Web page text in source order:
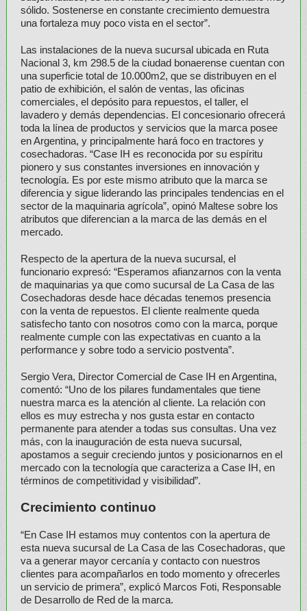
sólido. Sostenerse en constante crecimiento demuestra
una fortaleza muy poco vista en el sector”.
Las instalaciones de la nueva sucursal ubicada en Ruta
Nacional 3, km 298.5 de la ciudad bonaerense cuentan con
una superficie total de 10.000m2, que se distribuyen en el
patio de exhibición, el salón de ventas, las oficinas
comerciales, el depósito para repuestos, el taller, el
lavadero y demás dependencias. El concesionario ofrecerá
toda la línea de productos y servicios que la marca posee
en Argentina, y principalmente hará foco en tractores y
cosechadoras. “Case IH es reconocida por su espíritu
pionero y sus constantes inversiones en innovación y
tecnología. Es por este mismo atributo que la marca se
diferencia y sigue liderando las principales tendencias en el
sector de la maquinaria agrícola”, opinó Maltese sobre los
atributos que diferencian a la marca de las demás en el
mercado.
Respecto de la apertura de la nueva sucursal, el
funcionario expresó: “Esperamos afianzarnos con la venta
de maquinarias ya que como sucursal de La Casa de las
Cosechadoras desde hace décadas tenemos presencia
con la venta de repuestos. El cliente realmente queda
satisfecho tanto con nosotros como con la marca, porque
realmente cumple con las expectativas en cuanto a la
performance y sobre todo a servicio postventa”.
Sergio Vera, Director Comercial de Case IH en Argentina,
comentó: “Uno de los pilares fundamentales que tiene
nuestra marca es la atención al cliente. La relación con
ellos es muy estrecha y nos gusta estar en contacto
permanente para atender a todas sus consultas. Una vez
más, con la inauguración de esta nueva sucursal,
apostamos a seguir creciendo juntos y posicionarnos en el
mercado con la tecnología que caracteriza a Case IH, en
términos de competitividad y visibilidad”.
Crecimiento continuo
“En Case IH estamos muy contentos con la apertura de
esta nueva sucursal de La Casa de las Cosechadoras, que
va a generar mayor cercanía y contacto con nuestros
clientes para acompañarlos en todo momento y ofrecerles
un servicio de primera”, explicó Marcos Foti, Responsable
de Desarrollo de Red de la marca.